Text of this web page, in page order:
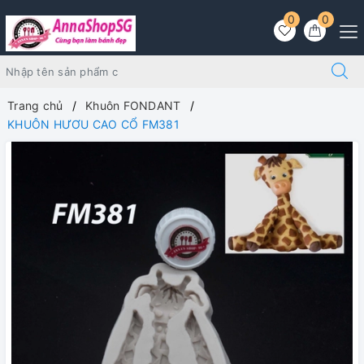
0
0
Trang chủ
Khuôn FONDANT
KHUÔN HƯƠU CAO CỔ FM381